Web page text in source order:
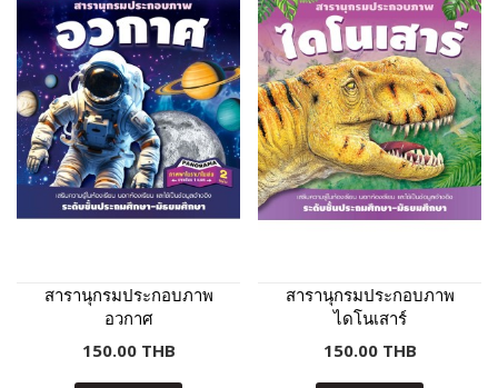
สารานุกรมประกอบภาพ
อวกาศ
150.00 THB
สารานุกรมประกอบภาพ
ไดโนเสาร์
150.00 THB